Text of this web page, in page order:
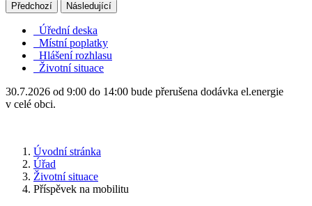
Předchozí Následující
Úřední deska
Místní poplatky
Hlášení rozhlasu
Životní situace
30.7.2026 od 9:00 do 14:00 bude přerušena dodávka el.energie
v celé obci.
Úvodní stránka
Úřad
Životní situace
Příspěvek na mobilitu